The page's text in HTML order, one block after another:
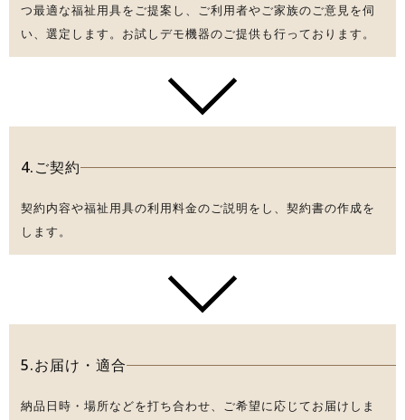
つ最適な福祉用具をご提案し、ご利用者やご家族のご意見を伺
い、選定します。お試しデモ機器のご提供も行っております。
4.ご契約
契約内容や福祉用具の利用料金のご説明をし、契約書の作成を
します。
5.お届け・適合
納品日時・場所などを打ち合わせ、ご希望に応じてお届けしま